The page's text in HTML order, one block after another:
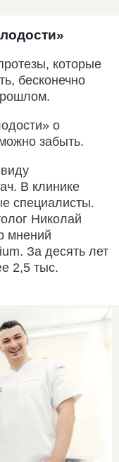
которые
бесконечно
о
забыть.
В клинике
специалисты.
Николай
мнений
За десять лет
2,5 тыс.